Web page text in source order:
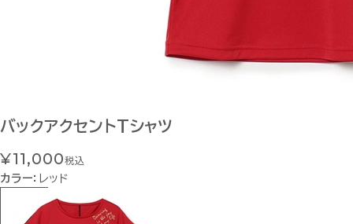
バックアクセントTシャツ
¥11,000税込
カラー： レッド